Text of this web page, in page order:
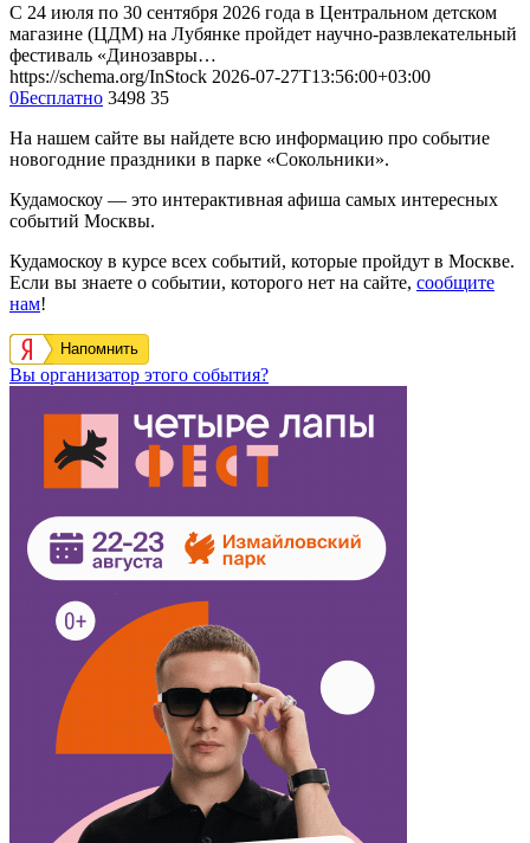
С 24 июля по 30 сентября 2026 года в Центральном детском
магазине (ЦДМ) на Лубянке пройдет научно-развлекательный
фестиваль «Динозавры…
https://schema.org/InStock 2026-07-27T13:56:00+03:00
0Бесплатно 3498 35
На нашем сайте вы найдете всю информацию про событие
новогодние праздники в парке «Сокольники».
Кудамоскоу — это интерактивная афиша самых интересных
событий Москвы.
Кудамоскоу в курсе всех событий, которые пройдут в Москве.
Если вы знаете о событии, которого нет на сайте, сообщите
нам!
Напомнить
Вы организатор этого события?